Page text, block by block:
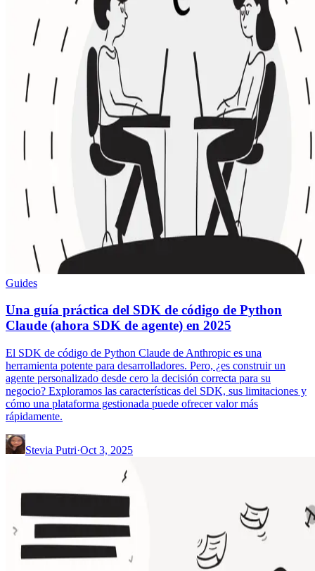
Guides
Una guía práctica del SDK de código de Python
Claude (ahora SDK de agente) en 2025
El SDK de código de Python Claude de Anthropic es una
herramienta potente para desarrolladores. Pero, ¿es construir un
agente personalizado desde cero la decisión correcta para su
negocio? Exploramos las características del SDK, sus limitaciones y
cómo una plataforma gestionada puede ofrecer valor más
rápidamente.
Stevia Putri·Oct 3, 2025